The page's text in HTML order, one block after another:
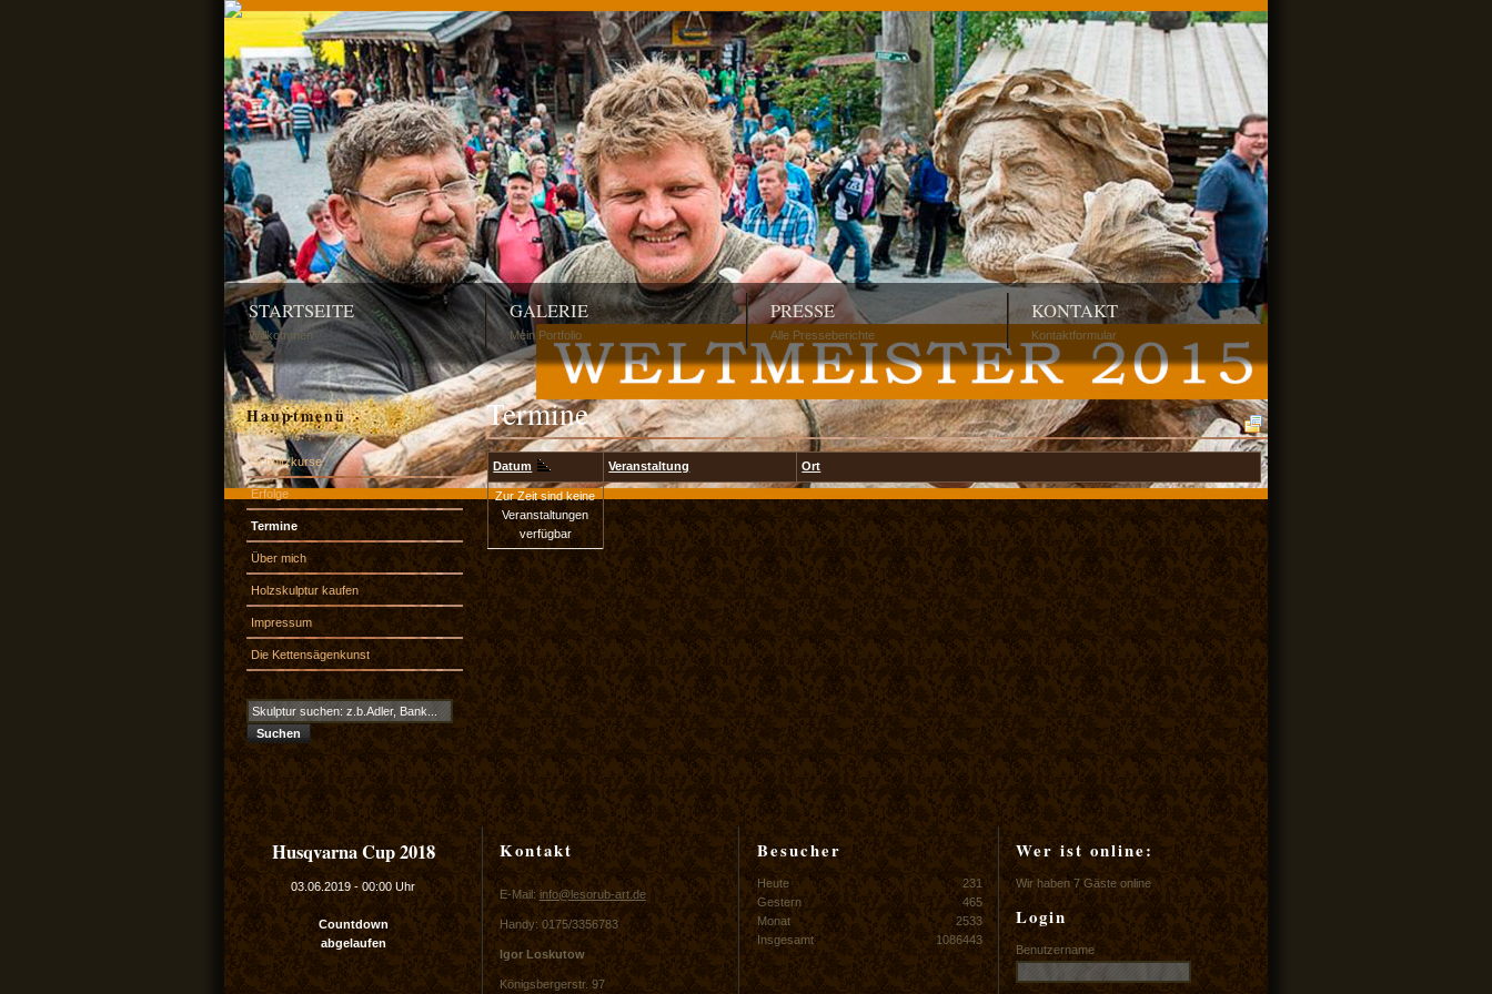
STARTSEITE
Willkommen
GALERIE
Mein Portfolio
PRESSE
Alle Presseberichte
KONTAKT
Kontaktformular
Termine
Datum Veranstaltung Ort
Zur Zeit sind keine
Veranstaltungen
verfügbar
Hauptmenü
Schnitzkurse
Erfolge
Termine
Über mich
Holzskulptur kaufen
Impressum
Die Kettensägenkunst
Husqvarna Cup 2018
03.06.2019 -00:00 Uhr
Countdown
abgelaufen
Kontakt
E-Mail: info@lesorub-art.de
Handy: 0175/3356783
Igor Loskutow
Königsbergerstr. 97
Besucher
Heute
231
Gestern
465
Monat
2533
Insgesamt
1086443
Wer ist online:
Wir haben 7 Gäste online
Login
Benutzername